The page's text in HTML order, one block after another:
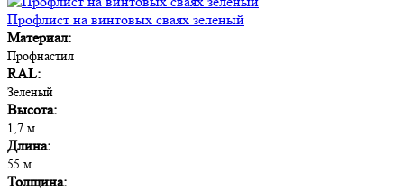
Профлист на винтовых сваях зеленый
Материал:
Профнастил
RAL:
Зеленый
Высота:
1,7 м
Длина:
55 м
Толщина: